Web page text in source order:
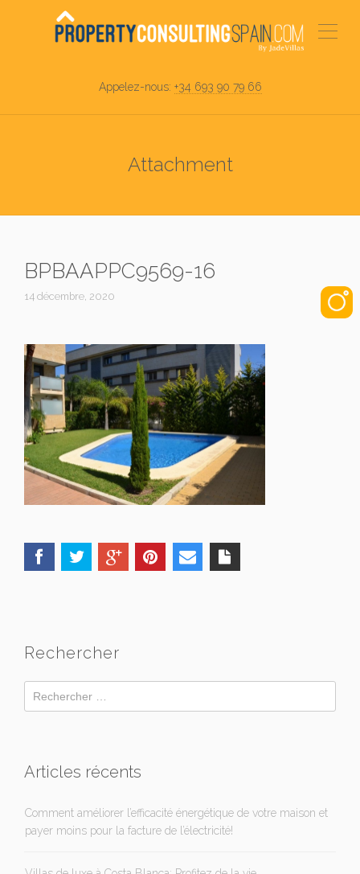
Appelez-nous: +34 693 90 79 66
Attachment
BPBAAPPC9569-16
14 décembre, 2020
Rechercher
Articles récents
Comment améliorer l’efficacité énergétique de votre maison et
payer moins pour la facture de l’électricité!